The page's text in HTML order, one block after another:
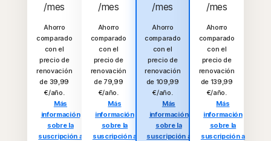
/mes
Ahorro
comparado
con el
precio de
renovación
de 39,99
€/año.
Más
información
sobre la
suscripción a
/mes
Ahorro
comparado
con el
precio de
renovación
de 79,99
€/año.
Más
información
sobre la
suscripción a
/mes
Ahorro
comparado
con el
precio de
renovación
de 109,99
€/año.
Más
información
sobre la
suscripción a
/mes
Ahorro
comparado
con el
precio de
renovación
de 139,99
€/año.
Más
información
sobre la
suscripción a